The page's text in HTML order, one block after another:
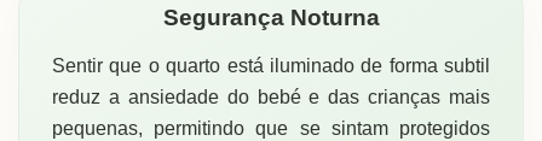
Segurança Noturna
Sentir que o quarto está iluminado de forma subtil
reduz a ansiedade do bebé e das crianças mais
pequenas, permitindo que se sintam protegidos